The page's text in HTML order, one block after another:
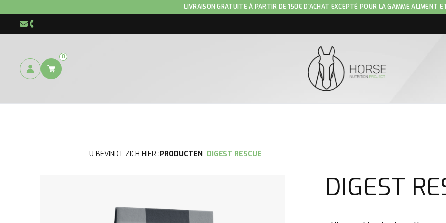
LIVRAISON GRATUITE À PARTIR DE 150€ D'ACHAT EXCEPTÉ POUR LA GAMME ALIMENT
info@hnp-horse.be
+32 (0)4 250 12 96
0
U BEVINDT ZICH HIER :PRODUCTEN DIGEST RESCUE
DIGEST